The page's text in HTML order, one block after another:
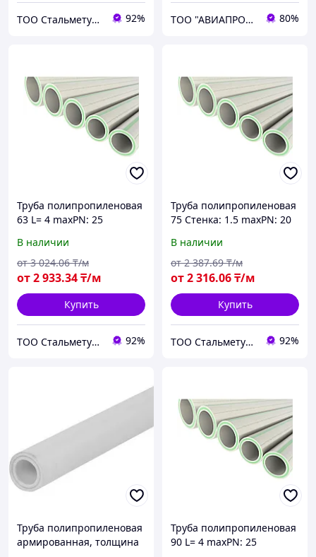
ТОО Стальметурал 92% ТОО "АВИАПРОМСТАЛЬ" 80%
Труба полипропиленовая
63 L= 4 maxPN: 25
В наличии
от2 933.34₸/м
от 3 024.06 ₸/м
Купить
ТОО Стальметурал 92%
Труба полипропиленовая
75 Стенка: 1.5 maxPN: 20
В наличии
от2 316.06₸/м
от 2 387.69 ₸/м
Купить
ТОО Стальметурал 92%
Труба полипропиленовая
армированная, толщина
Труба полипропиленовая
90 L= 4 maxPN: 25